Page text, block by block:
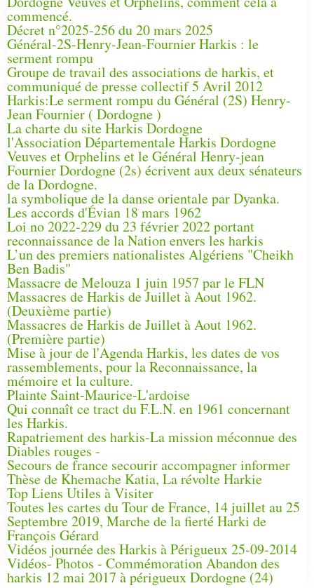
commencé.
Décret n°2025-256 du 20 mars 2025
Général-2S-Henry-Jean-Fournier Harkis : le
serment rompu
Groupe de travail des associations de harkis, et
communiqué de presse collectif 5 Avril 2012
Harkis:Le serment rompu du Général (2S) Henry-
Jean Fournier ( Dordogne )
La charte du site Harkis Dordogne
l'Association Départementale Harkis Dordogne
Veuves et Orphelins et le Général Henry-jean
Fournier Dordogne (2s) écrivent aux deux sénateurs
de la Dordogne.
la symbolique de la danse orientale par Dyanka.
Les accords d'Évian 18 mars 1962
Loi no 2022-229 du 23 février 2022 portant
reconnaissance de la Nation envers les harkis
L’un des premiers nationalistes Algériens "Cheikh
Ben Badis"
Massacre de Melouza 1 juin 1957 par le FLN
Massacres de Harkis de Juillet à Aout 1962.
(Deuxième partie)
Massacres de Harkis de Juillet à Aout 1962.
(Première partie)
Mise à jour de l'Agenda Harkis, les dates de vos
rassemblements, pour la Reconnaissance, la
mémoire et la culture.
Plainte Saint-Maurice-L'ardoise
Qui connaît ce tract du F.L.N. en 1961 concernant
les Harkis.
Rapatriement des harkis-La mission méconnue des
Diables rouges -
Secours de france secourir accompagner informer
Thèse de Khemache Katia, La révolte Harkie
Top Liens Utiles à Visiter
Toutes les cartes du Tour de France, 14 juillet au 25
Septembre 2019, Marche de la fierté Harki de
François Gérard
Vidéos journée des Harkis à Périgueux 25-09-2014
Vidéos- Photos - Commémoration Abandon des
harkis 12 mai 2017 à périgueux Dordogne (24)